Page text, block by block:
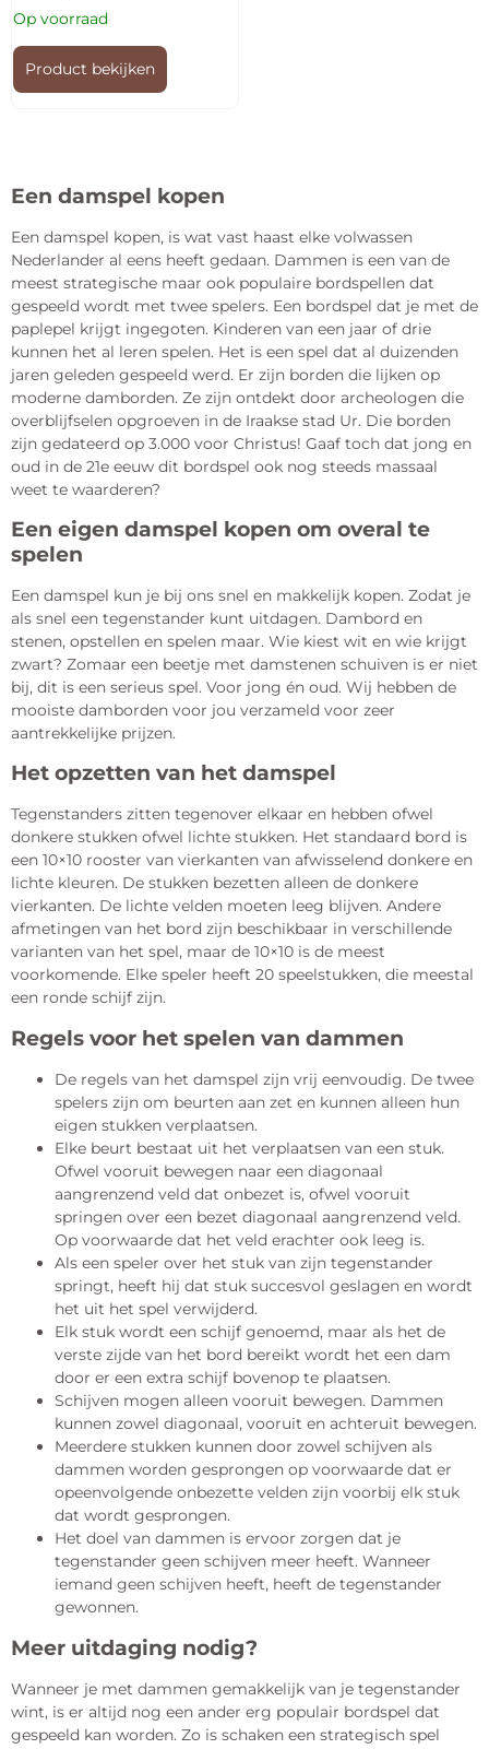
Op voorraad
Product bekijken
Een damspel kopen
Een damspel kopen, is wat vast haast elke volwassen
Nederlander al eens heeft gedaan. Dammen is een van de
meest strategische maar ook populaire bordspellen dat
gespeeld wordt met twee spelers. Een bordspel dat je met de
paplepel krijgt ingegoten. Kinderen van een jaar of drie
kunnen het al leren spelen. Het is een spel dat al duizenden
jaren geleden gespeeld werd. Er zijn borden die lijken op
moderne damborden. Ze zijn ontdekt door archeologen die
overblijfselen opgroeven in de Iraakse stad Ur. Die borden
zijn gedateerd op 3.000 voor Christus! Gaaf toch dat jong en
oud in de 21e eeuw dit bordspel ook nog steeds massaal
weet te waarderen?
Een eigen damspel kopen om overal te
spelen
Een damspel kun je bij ons snel en makkelijk kopen. Zodat je
als snel een tegenstander kunt uitdagen. Dambord en
stenen, opstellen en spelen maar. Wie kiest wit en wie krijgt
zwart? Zomaar een beetje met damstenen schuiven is er niet
bij, dit is een serieus spel. Voor jong én oud. Wij hebben de
mooiste damborden voor jou verzameld voor zeer
aantrekkelijke prijzen.
Het opzetten van het damspel
Tegenstanders zitten tegenover elkaar en hebben ofwel
donkere stukken ofwel lichte stukken. Het standaard bord is
een 10×10 rooster van vierkanten van afwisselend donkere en
lichte kleuren. De stukken bezetten alleen de donkere
vierkanten. De lichte velden moeten leeg blijven. Andere
afmetingen van het bord zijn beschikbaar in verschillende
varianten van het spel, maar de 10×10 is de meest
voorkomende. Elke speler heeft 20 speelstukken, die meestal
een ronde schijf zijn.
Regels voor het spelen van dammen
De regels van het damspel zijn vrij eenvoudig. De twee
spelers zijn om beurten aan zet en kunnen alleen hun
eigen stukken verplaatsen.
Elke beurt bestaat uit het verplaatsen van een stuk.
Ofwel vooruit bewegen naar een diagonaal
aangrenzend veld dat onbezet is, ofwel vooruit
springen over een bezet diagonaal aangrenzend veld.
Op voorwaarde dat het veld erachter ook leeg is.
Als een speler over het stuk van zijn tegenstander
springt, heeft hij dat stuk succesvol geslagen en wordt
het uit het spel verwijderd.
Elk stuk wordt een schijf genoemd, maar als het de
verste zijde van het bord bereikt wordt het een dam
door er een extra schijf bovenop te plaatsen.
Schijven mogen alleen vooruit bewegen. Dammen
kunnen zowel diagonaal, vooruit en achteruit bewegen.
Meerdere stukken kunnen door zowel schijven als
dammen worden gesprongen op voorwaarde dat er
opeenvolgende onbezette velden zijn voorbij elk stuk
dat wordt gesprongen.
Het doel van dammen is ervoor zorgen dat je
tegenstander geen schijven meer heeft. Wanneer
iemand geen schijven heeft, heeft de tegenstander
gewonnen.
Meer uitdaging nodig?
Wanneer je met dammen gemakkelijk van je tegenstander
wint, is er altijd nog een ander erg populair bordspel dat
gespeeld kan worden. Zo is schaken een strategisch spel